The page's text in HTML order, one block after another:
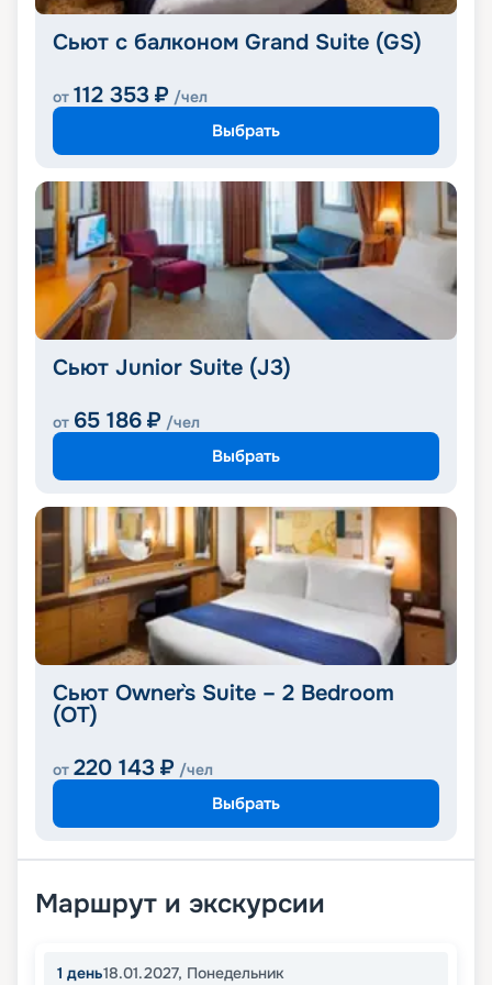
Сьют с балконом Grand Suite (GS)
от 112 353 ₽ /чел
Выбрать
Сьют Junior Suite (J3)
от 65 186 ₽ /чел
Выбрать
Сьют Owner`s Suite – 2 Bedroom
(OT)
от 220 143 ₽ /чел
Выбрать
Маршрут и экскурсии
1 день18.01.2027, Понедельник